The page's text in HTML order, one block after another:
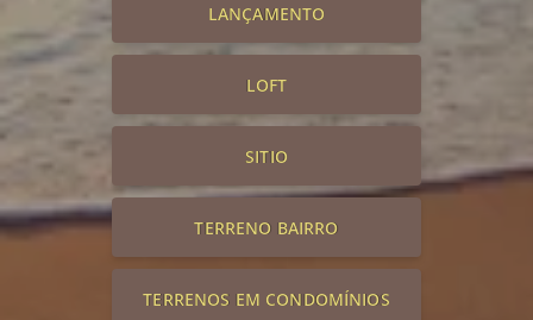
LANÇAMENTO
LOFT
SITIO
TERRENO BAIRRO
TERRENOS EM CONDOMÍNIOS